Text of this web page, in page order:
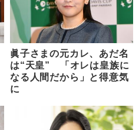
眞子さまの元カレ、あだ名
は“天皇” 「オレは皇族に
なる人間だから」と得意気
に